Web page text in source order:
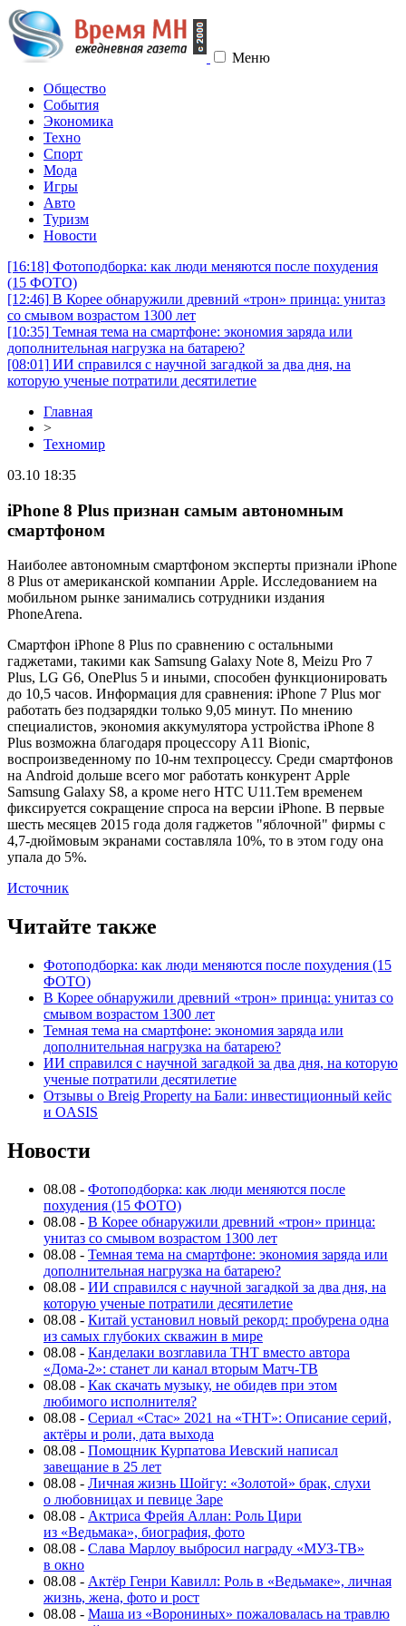
Меню
Общество
События
Экономика
Техно
Спорт
Мода
Игры
Авто
Туризм
Новости
[16:18] Фотоподборка: как люди меняются после похудения
(15 ФОТО)
[12:46] В Корее обнаружили древний «трон» принца: унитаз
со смывом возрастом 1300 лет
[10:35] Темная тема на смартфоне: экономия заряда или
дополнительная нагрузка на батарею?
[08:01] ИИ справился с научной загадкой за два дня, на
которую ученые потратили десятилетие
Главная
>
Техномир
03.10 18:35
iPhone 8 Plus признан самым автономным
смартфоном
Наиболее автономным смартфоном эксперты признали iPhone
8 Plus от американской компании Apple. Исследованием на
мобильном рынке занимались сотрудники издания
PhoneArena.
Смартфон iPhone 8 Plus по сравнению с остальными
гаджетами, такими как Samsung Galaxy Note 8, Meizu Pro 7
Plus, LG G6, OnePlus 5 и иными, способен функционировать
до 10,5 часов. Информация для сравнения: iPhone 7 Plus мог
работать без подзарядки только 9,05 минут. По мнению
специалистов, экономия аккумулятора устройства iPhone 8
Plus возможна благодаря процессору A11 Bionic,
воспроизведенному по 10-нм техпроцессу. Среди смартфонов
на Android дольше всего мог работать конкурент Apple
Samsung Galaxy S8, а кроме него HTC U11.Тем временем
фиксируется сокращение спроса на версии iPhone. В первые
шесть месяцев 2015 года доля гаджетов "яблочной" фирмы с
4,7-дюймовым экранами составляла 10%, то в этом году она
упала до 5%.
Источник
Читайте также
Фотоподборка: как люди меняются после похудения (15
ФОТО)
В Корее обнаружили древний «трон» принца: унитаз со
смывом возрастом 1300 лет
Темная тема на смартфоне: экономия заряда или
дополнительная нагрузка на батарею?
ИИ справился с научной загадкой за два дня, на которую
ученые потратили десятилетие
Отзывы о Breig Property на Бали: инвестиционный кейс
и OASIS
Новости
08.08 - Фотоподборка: как люди меняются после
похудения (15 ФОТО)
08.08 - В Корее обнаружили древний «трон» принца:
унитаз со смывом возрастом 1300 лет
08.08 - Темная тема на смартфоне: экономия заряда или
дополнительная нагрузка на батарею?
08.08 - ИИ справился с научной загадкой за два дня, на
которую ученые потратили десятилетие
08.08 - Китай установил новый рекорд: пробурена одна
из самых глубоких скважин в мире
08.08 - Канделаки возглавила ТНТ вместо автора
«Дома-2»: станет ли канал вторым Матч-ТВ
08.08 - Как скачать музыку, не обидев при этом
любимого исполнителя?
08.08 - Сериал «Стас» 2021 на «ТНТ»: Описание серий,
актёры и роли, дата выхода
08.08 - Помощник Курпатова Иевский написал
завещание в 25 лет
08.08 - Личная жизнь Шойгу: «Золотой» брак, слухи
о любовницах и певице Заре
08.08 - Актриса Фрейя Аллан: Роль Цири
из «Ведьмака», биография, фото
08.08 - Слава Марлоу выбросил награду «МУЗ-ТВ»
в окно
08.08 - Актёр Генри Кавилл: Роль в «Ведьмаке», личная
жизнь, жена, фото и рост
08.08 - Маша из «Ворониных» пожаловалась на травлю